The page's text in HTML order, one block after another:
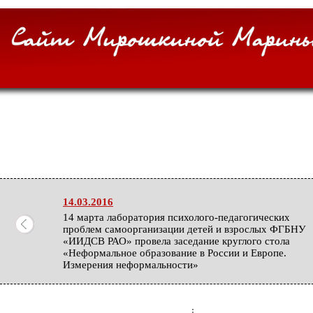
14.03.2016
14 марта лаборатория психолого-педагогических
проблем самоорганизации детей и взрослых ФГБНУ
«ИИДСВ РАО» провела заседание круглого стола
«Неформальное образование в России и Европе.
Измерения неформальности»